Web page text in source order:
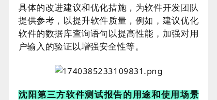
具体的改进建议和优化措施，为软件开发团队
提供参考，以提升软件质量，例如，建议优化
软件的数据库查询语句以提高性能，加强对用
户输入的验证以增强安全性等。
沈阳第三方软件测试报告的用途和使用场景